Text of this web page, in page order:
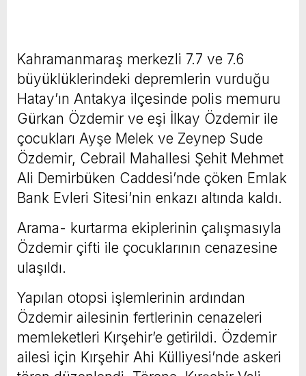
Kahramanmaraş merkezli 7.7 ve 7.6
büyüklüklerindeki depremlerin vurduğu
Hatay’ın Antakya ilçesinde polis memuru
Gürkan Özdemir ve eşi İlkay Özdemir ile
çocukları Ayşe Melek ve Zeynep Sude
Özdemir, Cebrail Mahallesi Şehit Mehmet
Ali Demirbüken Caddesi’nde çöken Emlak
Bank Evleri Sitesi’nin enkazı altında kaldı.
Arama- kurtarma ekiplerinin çalışmasıyla
Özdemir çifti ile çocuklarının cenazesine
ulaşıldı.
Yapılan otopsi işlemlerinin ardından
Özdemir ailesinin fertlerinin cenazeleri
memleketleri Kırşehir’e getirildi. Özdemir
ailesi için Kırşehir Ahi Külliyesi’nde askeri